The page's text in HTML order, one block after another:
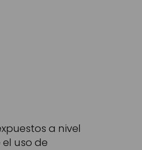
a nivel
uso de